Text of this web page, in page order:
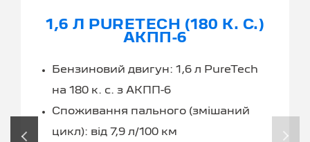
1,6 Л PURETECH (180 К. С.)
АКПП-6
Бензиновий двигун: 1,6 л PureTech
на 180 к. с. з АКПП-6
Споживання пального (змішаний
цикл): від 7,9 л/100 км
‹ ›